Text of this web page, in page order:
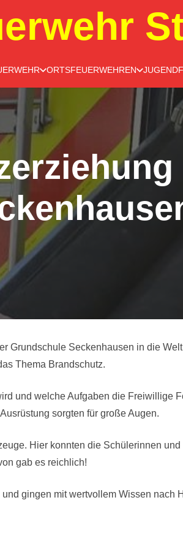
ORTSFEUERWEHREN
Grundschule Seckenhausen in die
Thema Brandschutz.
und welche Aufgaben die Freiwillige
sorgten für große Augen.
Hier konnten die Schülerinnen
gab es reichlich!
gingen mit wertvollem Wissen nach